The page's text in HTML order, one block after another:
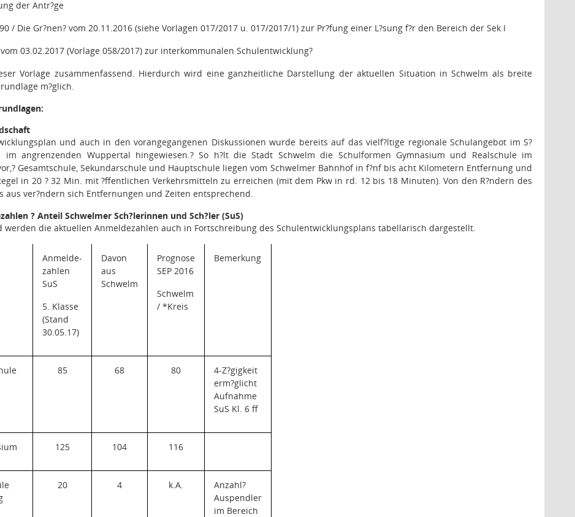
der Antr?ge
/ Die Gr?nen? vom 20.11.2016 (siehe Vorlagen 017/2017 u. 017/2017/1) zur Pr?fung einer L?sung f?r den Bereich der Sek I
03.02.2017 (Vorlage 058/2017) zur interkommunalen Schulentwicklung?
Vorlage zusammenfassend. Hierdurch wird eine ganzheitliche Darstellung der aktuellen Situation in Schwelm als breite
m?glich.
und auch in den vorangegangenen Diskussionen wurde bereits auf das vielf?ltige regionale Schulangebot im S?
im angrenzenden Wuppertal hingewiesen.?So h?lt die Stadt Schwelm die Schulformen Gymnasium und Realschule im
?Gesamtschule, Sekundarschule und Hauptschule liegen vom Schwelmer Bahnhof in f?nf bis acht Kilometern Entfernung und
in 20 ? 32 Min. mit ?ffentlichen Verkehrsmitteln zu erreichen (mit dem Pkw in rd. 12 bis 18 Minuten). Von den R?ndern des
aus ver?ndern sich Entfernungen und Zeiten entsprechend.
? Anteil Schwelmer Sch?lerinnen und Sch?ler (SuS)
werden die aktuellen Anmeldezahlen auch in Fortschreibung des Schulentwicklungsplans tabellarisch dargestellt.
Anmelde-
zahlen
SuS
5. Klasse
(Stand
30.05.17)
Davon
aus
Schwelm
Prognose
SEP 2016
Schwelm
/ *Kreis
Bemerkung
85 68 80
4-Z?gigkeit
erm?glicht
Aufnahme
SuS Kl. 6 ff
125 104 116
20 4 k.A. Anzahl?
Auspendler
im Bereich